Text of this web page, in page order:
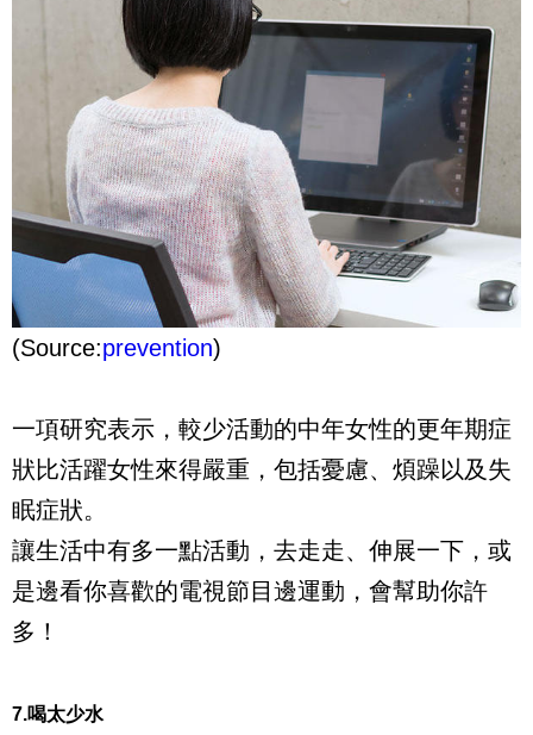
(Source:prevention)
一項研究表示，較少活動的中年女性的更年期症
狀比活躍女性來得嚴重，包括憂慮、煩躁以及失
眠症狀。
讓生活中有多一點活動，去走走、伸展一下，或
是邊看你喜歡的電視節目邊運動，會幫助你許
多！
7.喝太少水